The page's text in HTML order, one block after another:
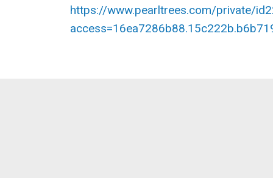
https://www.pearltrees.com/private/